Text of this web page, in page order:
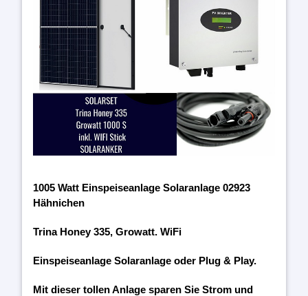
1005 Watt Einspeiseanlage Solaranlage 02923
Hähnichen
Trina Honey 335, Growatt. WiFi
Einspeiseanlage Solaranlage oder Plug & Play.
Mit dieser tollen Anlage sparen Sie Strom und